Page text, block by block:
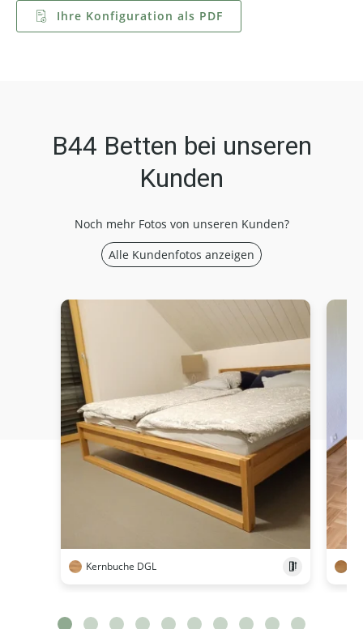
Ihre Konfiguration als PDF
B44 Betten bei unseren
Kunden
Noch mehr Fotos von unseren Kunden?
Alle Kundenfotos anzeigen
Kernbuche DGL